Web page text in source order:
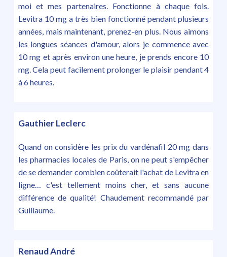
moi et mes partenaires. Fonctionne à chaque fois.
Levitra 10 mg a très bien fonctionné pendant plusieurs
années, mais maintenant, prenez-en plus. Nous aimons
les longues séances d'amour, alors je commence avec
10 mg et après environ une heure, je prends encore 10
mg. Cela peut facilement prolonger le plaisir pendant 4
à 6 heures.
Gauthier Leclerc
Quand on considère les prix du vardénafil 20 mg dans
les pharmacies locales de Paris, on ne peut s'empêcher
de se demander combien coûterait l'achat de Levitra en
ligne… c'est tellement moins cher, et sans aucune
différence de qualité! Chaudement recommandé par
Guillaume.
Renaud André